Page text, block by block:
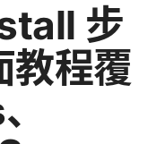
步
教程覆